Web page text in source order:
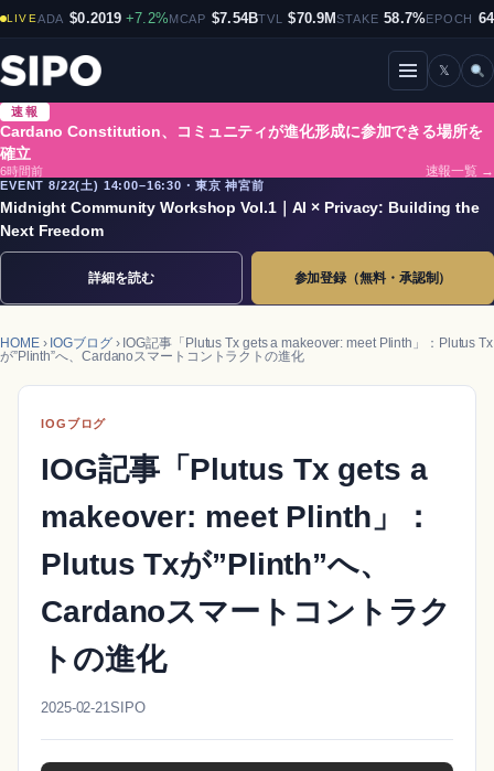
LIVEADA $0.2019 +7.2%MCAP $7.54BTVL $70.9MSTAKE 58.7%EPOCH
メニューを開閉
𝕏
速報
Cardano Constitution、コミュニティが進化形成に参加できる場所を
確立
6時間前
速報一覧 →
EVENT 8/22(土) 14:00–16:30・東京 神宮前
Midnight Community Workshop Vol.1｜AI × Privacy: Building the
Next Freedom
詳細を読む 参加登録（無料・承認制）
HOME› IOGブログ› IOG記事「Plutus Tx gets a makeover: meet Plinth」：Plutus Tx
が”Plinth”へ、Cardanoスマートコントラクトの進化
IOGブログ
IOG記事「Plutus Tx gets a
makeover: meet Plinth」：
Plutus Txが”Plinth”へ、
Cardanoスマートコントラク
トの進化
2025-02-21SIPO